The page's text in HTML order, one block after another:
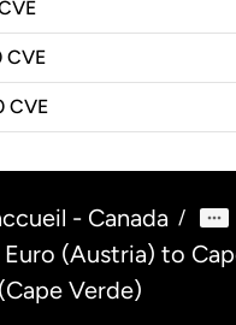
CVE
CVE
- Canada /
(Austria) to
Verde)